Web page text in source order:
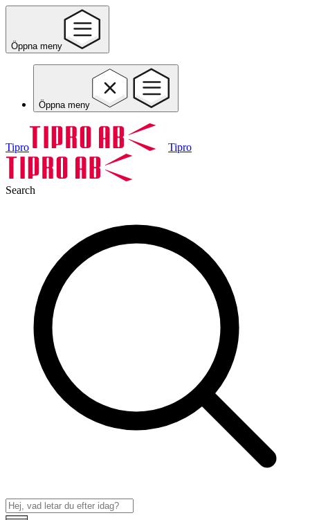
Öppna meny
Öppna meny
Tipro Tipro
Search